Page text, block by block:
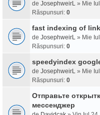
de JosephweirL » Mie
Răspunsuri: 0
fast indexing of
de JosephweirL » Mie
Răspunsuri: 0
speedyindex
de JosephweirL » Mie
Răspunsuri: 0
Отправьте
мессенджер